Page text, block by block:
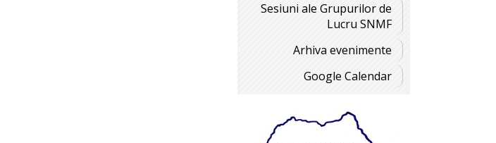
Sesiuni ale Grupurilor de
Lucru SNMF
Arhiva evenimente
Google Calendar